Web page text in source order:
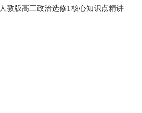
人教版高三政治选修1核心知识点精讲